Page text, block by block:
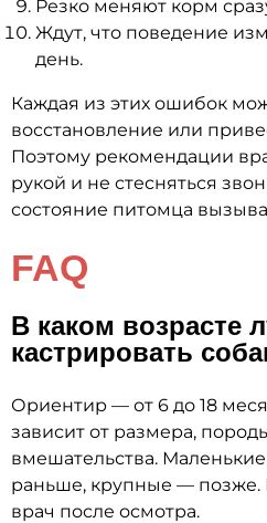
Резко меняют корм
Ждут, что поведение
день.
Каждая из этих ошибок
восстановление или
Поэтому рекомендации
рукой и не стесняться
состояние питомца
FAQ
В каком возрасте
кастрировать
Ориентир — от 6 до 18
зависит от размера,
вмешательства.
раньше, крупные —
врач после осмотра.